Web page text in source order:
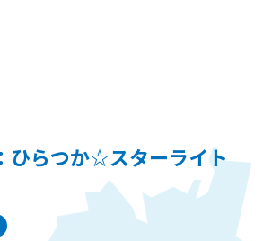
ひらつか☆スターライト